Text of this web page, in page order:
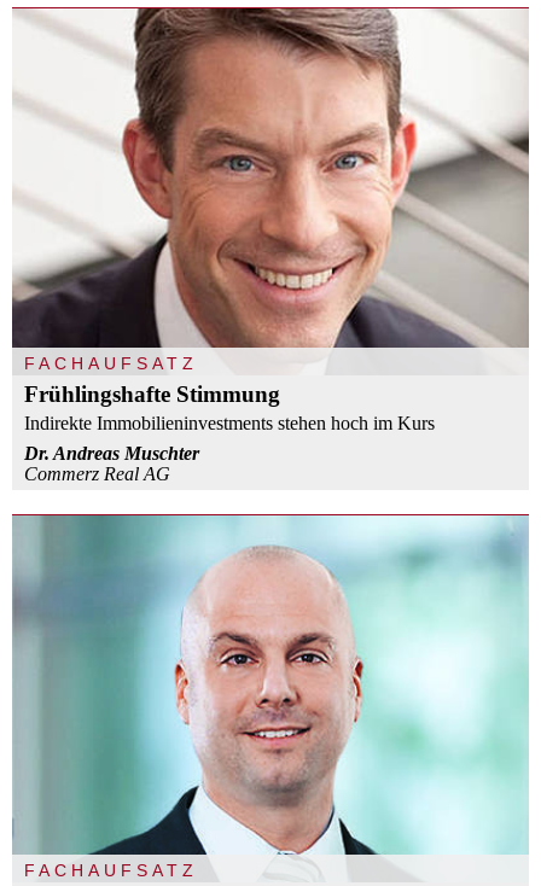
FACHAUFSATZ
Frühlingshafte Stimmung
Indirekte Immobilieninvestments stehen hoch im Kurs
Dr. Andreas Muschter
Commerz Real AG
FACHAUFSATZ